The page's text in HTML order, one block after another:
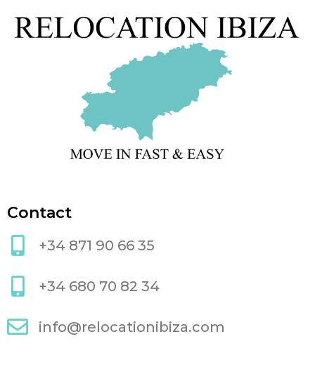
Contact
+34 871 90 66 35
+34 680 70 82 34
info@relocationibiza.com